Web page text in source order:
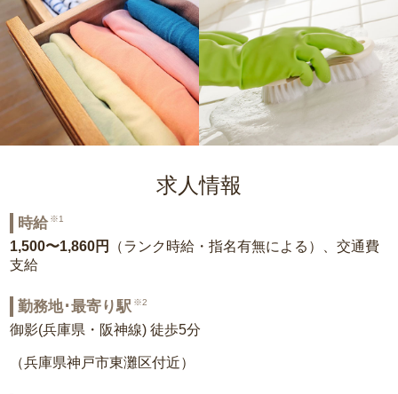
求人情報
時給 ※1
1,500〜1,860円
（ランク時給・指名有無による）、交通費
支給
勤務地･最寄り駅 ※2
御影(兵庫県・阪神線) 徒歩5分
（兵庫県神戸市東灘区付近）